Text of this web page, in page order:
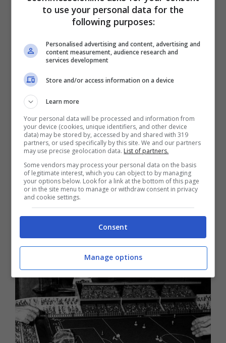
Spagna, i due del Belgio e uno di Malta. Un
incontrastabile, che sembra avere radici nel
nostro DNA.
to use your personal data for the
following purposes:
Personalised advertising and content, advertising and
content measurement, audience research and
services development
Store and/or access information on a device
Learn more
Your personal data will be processed and information from
your device (cookies, unique identifiers, and other device
data) may be stored by, accessed by and shared with 319
partners, or used specifically by this site. We and our partners
may use precise geolocation data. List of partners.
Some vendors may process your personal data on the basis
of legitimate interest, which you can object to by managing
your options below. Look for a link at the bottom of this page
or in the site menu to manage or withdraw consent in privacy
and cookie settings.
Consent
Manage options